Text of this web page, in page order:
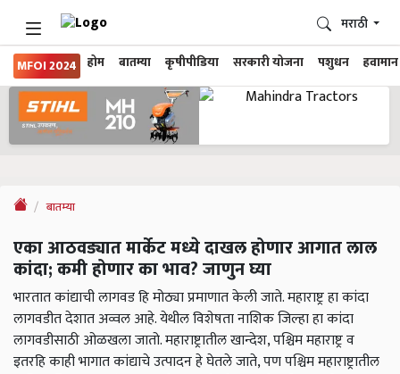
MFOI 2024 होम बातम्या कृषीपीडिया सरकारी योजना पशुधन हवामान
मराठी
बातम्या
एका आठवड्यात मार्केट मध्ये दाखल होणार आगात लाल
कांदा; कमी होणार का भाव? जाणुन घ्या
भारतात कांद्याची लागवड हि मोठ्या प्रमाणात केली जाते. महाराष्ट्र हा कांदा
लागवडीत देशात अव्वल आहे. येथील विशेषता नाशिक जिल्हा हा कांदा
लागवडीसाठी ओळखला जातो. महाराष्ट्रातील खान्देश, पश्चिम महाराष्ट्र व
इतरहि काही भागात कांद्याचे उत्पादन हे घेतले जाते, पण पश्चिम महाराष्ट्रातील